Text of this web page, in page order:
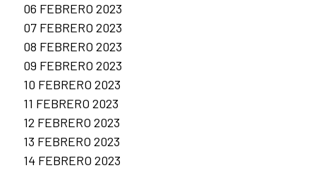
06 FEBRERO 2023
07 FEBRERO 2023
08 FEBRERO 2023
09 FEBRERO 2023
10 FEBRERO 2023
11 FEBRERO 2023
12 FEBRERO 2023
13 FEBRERO 2023
14 FEBRERO 2023